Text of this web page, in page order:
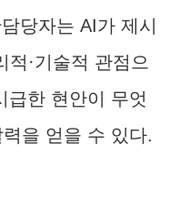
당자는 AI가 제시
적·기술적 관점으
급한 현안이 무엇
을 얻을 수 있다.